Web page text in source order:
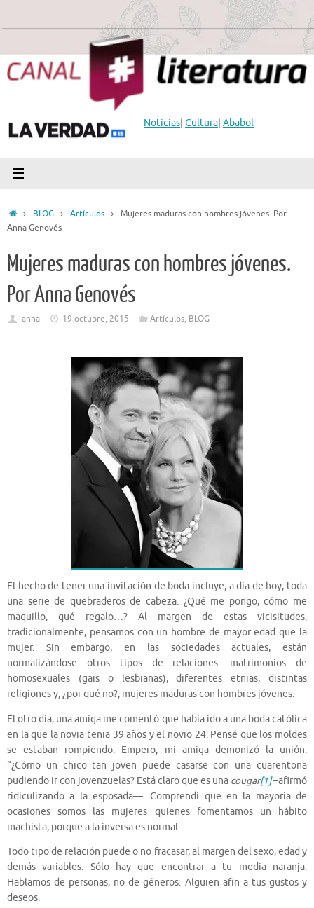
Noticias| Cultura| Ababol
InicioBLOG Artículos
Mujeres maduras con hombres jóvenes. Por
Anna Genovés
Mujeres maduras con hombres jóvenes.
Por Anna Genovés
anna 19 octubre, 2015 Artículos, BLOG
El hecho de tener una invitación de boda incluye, a día de hoy, toda
una serie de quebraderos de cabeza. ¿Qué me pongo, cómo me
maquillo, qué regalo…? Al margen de estas vicisitudes,
tradicionalmente, pensamos con un hombre de mayor edad que la
mujer. Sin embargo, en las sociedades actuales, están
normalizándose otros tipos de relaciones: matrimonios de
homosexuales (gais o lesbianas), diferentes etnias, distintas
religiones y, ¿por qué no?, mujeres maduras con hombres jóvenes.
El otro día, una amiga me comentó que había ido a una boda católica
en la que la novia tenía 39 años y el novio 24. Pensé que los moldes
se estaban rompiendo. Empero, mi amiga demonizó la unión:
“¿Cómo un chico tan joven puede casarse con una cuarentona
pudiendo ir con jovenzuelas? Está claro que es una cougar[1]–afirmó
ridiculizando a la esposada—. Comprendí que en la mayoría de
ocasiones somos las mujeres quienes fomentamos un hábito
machista, porque a la inversa es normal.
Todo tipo de relación puede o no fracasar, al margen del sexo, edad y
demás variables. Sólo hay que encontrar a tu media naranja.
Hablamos de personas, no de géneros. Alguien afín a tus gustos y
deseos.